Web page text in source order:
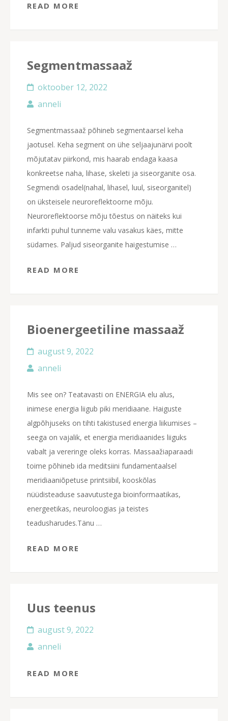
READ MORE
Segmentmassaaž
oktoober 12, 2022
anneli
Segmentmassaaž põhineb segmentaarsel keha
jaotusel. Keha segment on ühe seljaajunärvi poolt
mõjutatav piirkond, mis haarab endaga kaasa
konkreetse naha, lihase, skeleti ja siseorganite osa.
Segmendi osadel(nahal, lihasel, luul, siseorganitel)
on üksteisele neuroreflektoorne mõju.
Neuroreflektoorse mõju tõestus on näiteks kui
infarkti puhul tunneme valu vasakus käes, mitte
südames. Paljud siseorganite haigestumise …
READ MORE
Bioenergeetiline massaaž
august 9, 2022
anneli
Mis see on? Teatavasti on ENERGIA elu alus,
inimese energia liigub piki meridiaane. Haiguste
algpõhjuseks on tihti takistused energia liikumises –
seega on vajalik, et energia meridiaanides liiguks
vabalt ja vereringe oleks korras. Massaažiaparaadi
toime põhineb ida meditsiini fundamentaalsel
meridiaaniõpetuse printsiibil, kooskõlas
nüüdisteaduse saavutustega bioinformaatikas,
energeetikas, neuroloogias ja teistes
teadusharudes.Tänu …
READ MORE
Uus teenus
august 9, 2022
anneli
READ MORE